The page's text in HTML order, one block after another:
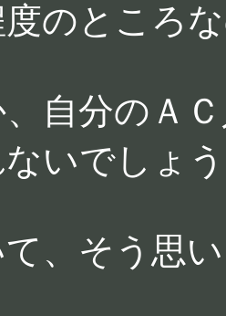
のところ
自分のＡ
いでしょ
、そう思